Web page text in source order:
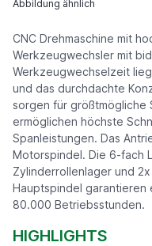
Abbildung ähnlich
CNC Drehmaschine mit
Werkzeugwechsler mit
Werkzeugwechselzeit
und das durchdachte
sorgen für größtmögliche
ermöglichen höchste
Spanleistungen. Das
Motorspindel. Die 6-fach
Zylinderrollenlager und
Hauptspindel
80.000 Betriebsstunden.
HIGHLIGHTS